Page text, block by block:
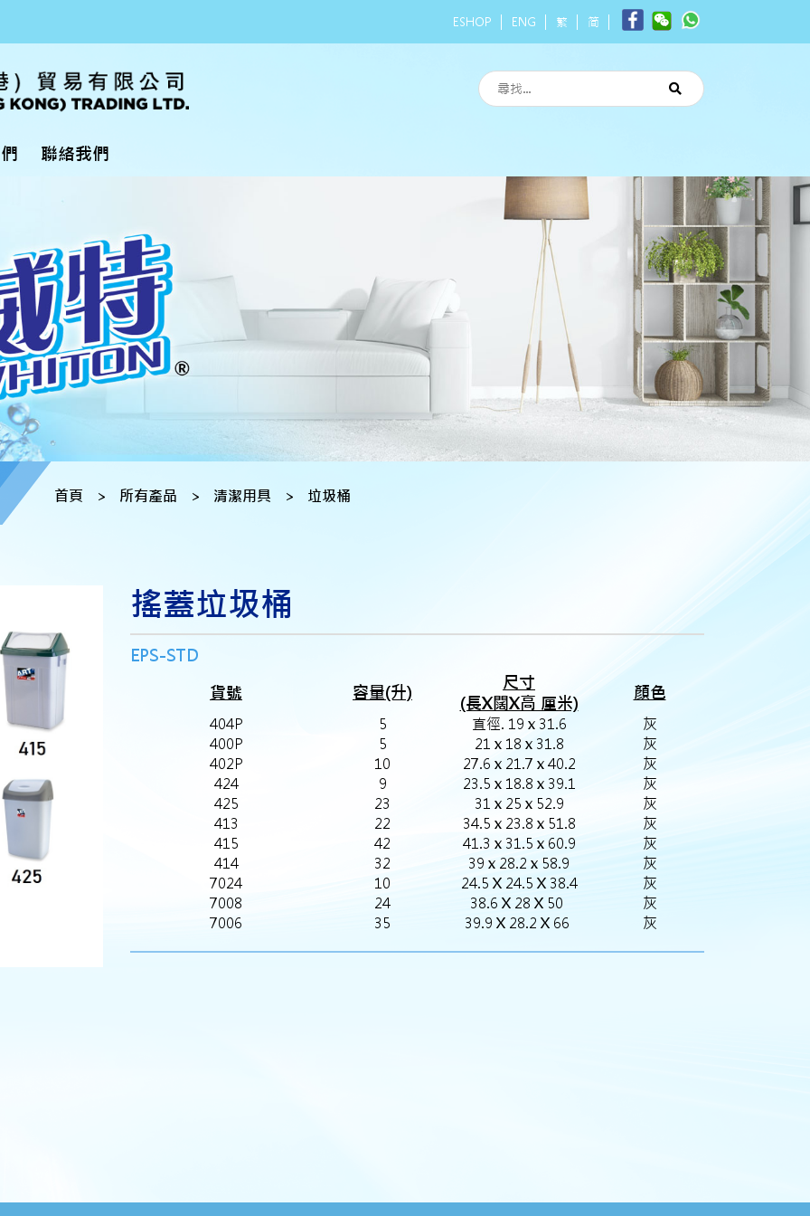
ESHOP ENG 繁 简
聯絡我們
首頁 > 所有產品 > 清潔用具 > 垃圾桶
搖蓋垃圾桶
EPS-STD
貨號
容量(升)
尺寸
(長X闊X高 厘米)
顏色
404P 5 直徑. 19 x 31.6
灰
400P
5 21 x 18 x 31.8
灰
402P
10 27.6 x 21.7 x 40.2
灰
424
9 23.5 x 18.8 x 39.1
灰
425
23 31 x 25 x 52.9
灰
413
22 34.5 x 23.8 x 51.8
灰
415
42 41.3 x 31.5 x 60.9
灰
414
32 39 x 28.2 x 58.9
灰
7024
10 24.5 X 24.5 X 38.4
灰
7008
24 38.6 X 28 X 50
灰
7006
35 39.9 X 28.2 X 66 灰